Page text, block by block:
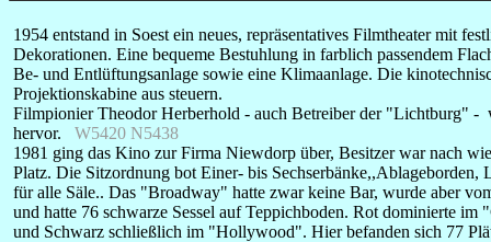
1954 entstand in Soest ein neues, repräsentatives Filmtheater mit
Dekorationen. Eine bequeme Bestuhlung in farblich passendem
Be- und Entlüftungsanlage sowie eine Klimaanlage. Die
Projektionskabine aus steuern.
Filmpionier Theodor Herberhold - auch Betreiber der "Lichtburg" -
hervor. W5420 N5438
1981 ging das Kino zur Firma Niewdorp über, Besitzer war nach
Platz. Die Sitzordnung bot Einer- bis
für alle Säle.. Das "Broadway" hatte zwar keine Bar, wurde aber
und hatte 76 schwarze Sessel auf Teppichboden. Rot dominierte
und Schwarz schließlich im "Hollywood". Hier befanden sich 77